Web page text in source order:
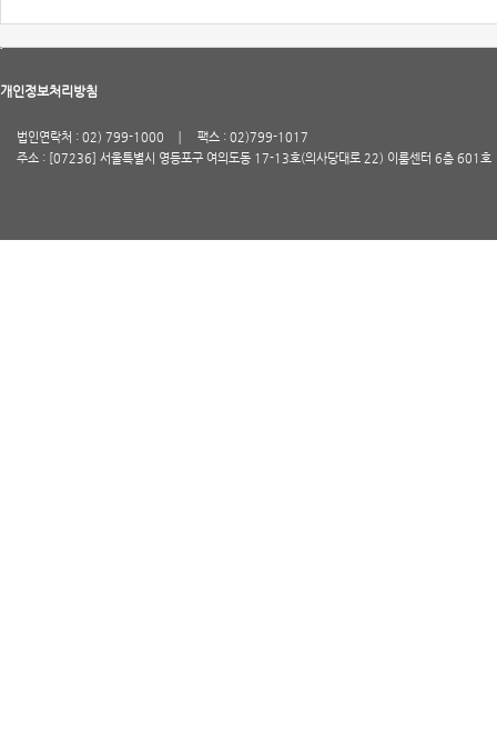
개인정보처리방침
법인연락처 : 02) 799-1000
팩스 : 02)799-1017
주소 : [07236] 서울특별시 영등포구 여의도동 17-13호(의사당대로 22) 이룸센터 6층 601호